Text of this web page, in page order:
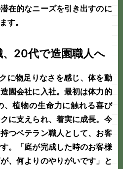
在的なニーズを引き出すのに
す。
20代で造園職人へ
に物足りなさを感じ、体を動
園会社に入社。最初は体力的
、植物の生命力に触れる喜び
に支えられ、着実に成長。今
つベテラン職人として、お客
。「庭が完成した時のお客様
、何よりのやりがいです」と